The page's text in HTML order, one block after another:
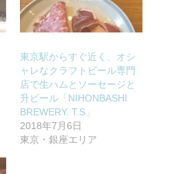
東京駅からすぐ近く、オシ
ャレなクラフトビール専門
店で生ハムとソーセージと
升ビール「NIHONBASHI
BREWERY. T.S」
2018年7月6日
東京・銀座エリア